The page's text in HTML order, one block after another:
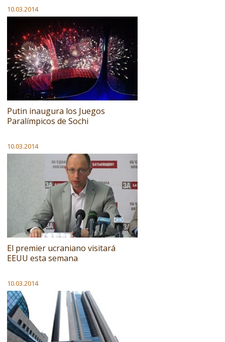
10.03.2014
Putin inaugura los Juegos
Paralímpicos de Sochi
10.03.2014
El premier ucraniano visitará
EEUU esta semana
10.03.2014